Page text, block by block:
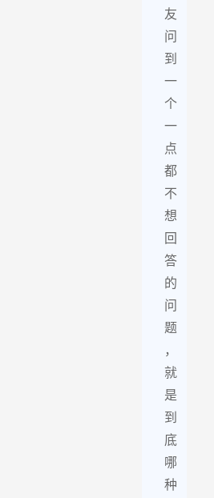
友
问
到
一
个
一
点
都
不
想
回
答
的
问
题
，
就
是
到
底
哪
种